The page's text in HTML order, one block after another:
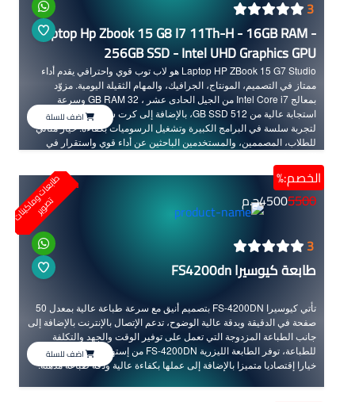
3
Laptop Hp Zbook 15 G8 I7 11Th-H - 16GB RAM -
256GB SSD - Intel UHD Graphics GPU
Laptop HP ZBook 15 G7 Studio هو لاب توب قوي واحترافي يقدم أداء
ممتاز في التصميم، المونتاج، الجرافيك، والمهام الثقيلة اليومية. مزوّد
بمعالج Intel Core i7 من الجيل الحادى عشر ، 32 GB RAM وسرعة
استجابة عالية من 512 GB SSD، بالإضافة إلى كرت شاشة Nvidia 4 GB
لتجربة سلسة في البرامج الكبيرة وتشغيل الرسوميات بكفاءة. خيار مثالي
للطلاب، المصممين، والمستخدمين الباحثين عن أداء قوي واستقرار في
اضف للسلة
ط
ا
ب
ع
ا
ت
و
م
ا
ك
ي
ن
ا
ت
ت
ص
و
ي
ر
الخصم:%
3
طابعة كيوسيرا FS4200dn
تأتي كيوسيرا FS-4200DN بتصميم أنيق مع سرعة طباعة عالية بمعدل 50
صفحة في الدقيقة وبدقة عالية الوضوح، تدعم الإتصال بالإنترنت بالإضافة إلى
جانب الطباعة المزدوجة التي تعمل على توفير الوقت والجهد والتكلفة
للطباعة، توفر الطابعة الليزرية FS-4200DN من إستهلاك الحبر حيث تعد
خيارا إقتصاديا متميزا بالإضافة إلى عملها بكفاءة عالية ودقة طباعة مذهلة.
5500
4500ج.م
اضف للسلة